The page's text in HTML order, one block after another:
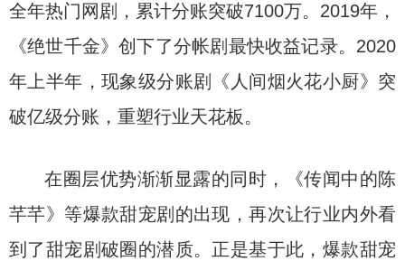
全年热门网剧，累计分账突破7100万。2019年，
《绝世千金》创下了分帐剧最快收益记录。2020
年上半年，现象级分账剧《人间烟火花小厨》突
破亿级分账，重塑行业天花板。
在圈层优势渐渐显露的同时，《传闻中的陈
芊芊》等爆款甜宠剧的出现，再次让行业内外看
到了甜宠剧破圈的潜质。正是基于此，爆款甜宠